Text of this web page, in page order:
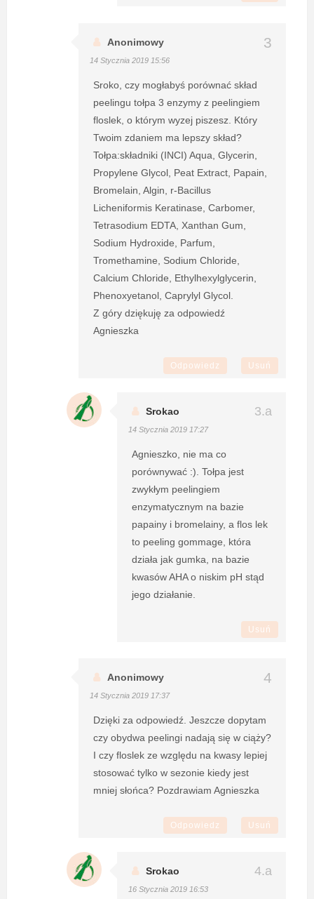
Anonimowy
14 Stycznia 2019 15:56
Sroko, czy mogłabyś porównać skład
peelingu tołpa 3 enzymy z peelingiem
floslek, o którym wyzej piszesz. Który
Twoim zdaniem ma lepszy skład?
Tołpa:składniki (INCI) Aqua, Glycerin,
Propylene Glycol, Peat Extract, Papain,
Bromelain, Algin, r-Bacillus
Licheniformis Keratinase, Carbomer,
Tetrasodium EDTA, Xanthan Gum,
Sodium Hydroxide, Parfum,
Tromethamine, Sodium Chloride,
Calcium Chloride, Ethylhexylglycerin,
Phenoxyetanol, Caprylyl Glycol.
Z góry dziękuję za odpowiedź
Agnieszka
Odpowiedz Usuń
Srokao
14 Stycznia 2019 17:27
Agnieszko, nie ma co
porównywać :). Tołpa jest
zwykłym peelingiem
enzymatycznym na bazie
papainy i bromelainy, a flos lek
to peeling gommage, która
działa jak gumka, na bazie
kwasów AHA o niskim pH stąd
jego działanie.
Usuń
Anonimowy
14 Stycznia 2019 17:37
Dzięki za odpowiedź. Jeszcze dopytam
czy obydwa peelingi nadają się w ciąży?
I czy floslek ze względu na kwasy lepiej
stosować tylko w sezonie kiedy jest
mniej słońca? Pozdrawiam Agnieszka
Odpowiedz Usuń
Srokao
16 Stycznia 2019 16:53